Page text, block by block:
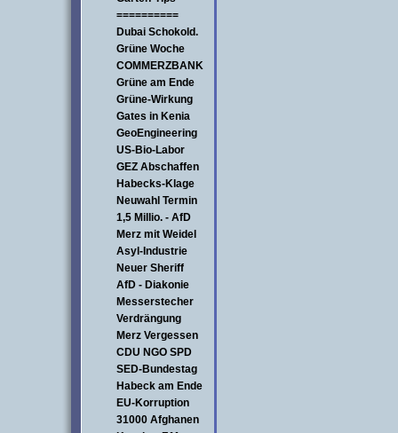
==========
Dubai Schokold.
Grüne Woche
COMMERZBANK
Grüne am Ende
Grüne-Wirkung
Gates in Kenia
GeoEngineering
US-Bio-Labor
GEZ Abschaffen
Habecks-Klage
Neuwahl Termin
1,5 Millio. - AfD
Merz mit Weidel
Asyl-Industrie
Neuer Sheriff
AfD - Diakonie
Messerstecher
Verdrängung
Merz Vergessen
CDU NGO SPD
SED-Bundestag
Habeck am Ende
EU-Korruption
31000 Afghanen